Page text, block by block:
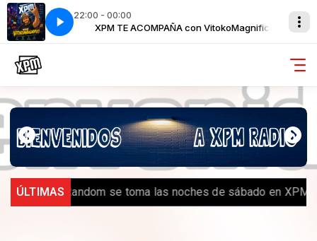
22:00 - 00:00
XPM TE ACOMPAÑA con VitokoMagnifico
ÚLTIMAS
Royal Random se toma las noches de sábado en XPM